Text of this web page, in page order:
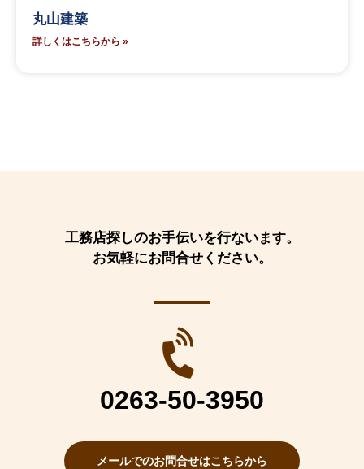
丸山建築
詳しくはこちらから »
工務店探しのお手伝いを行ないます。
お気軽にお問合せください。
0263-50-3950
メールでのお問合せはこちらから